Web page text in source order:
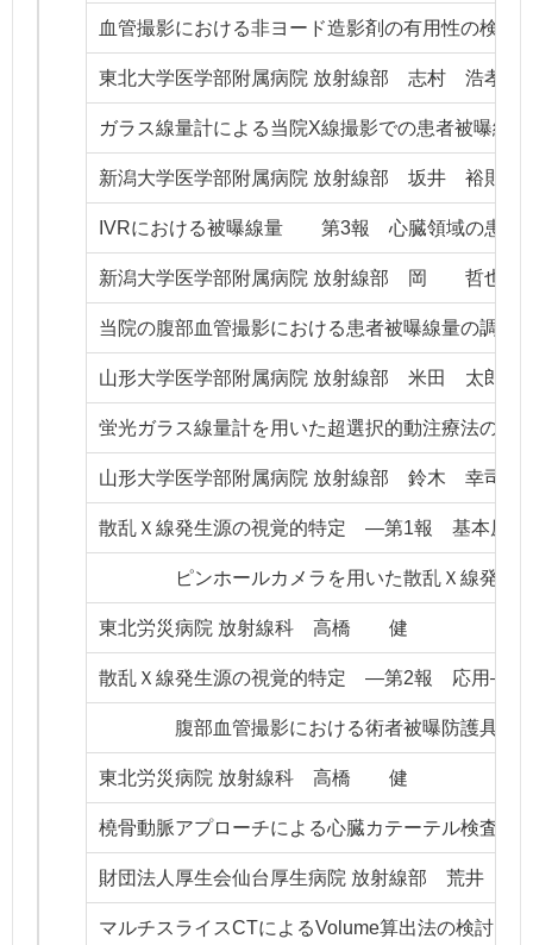
血管撮影における非ヨード造影剤の有用性の検討
東北大学医学部附属病院 放射線部 志村 浩孝
ガラス線量計による当院X線撮影での患者被曝線量
新潟大学医学部附属病院 放射線部 坂井 裕則
IVRにおける被曝線量 第3報 心臓領域の患者
新潟大学医学部附属病院 放射線部 岡 哲也
当院の腹部血管撮影における患者被曝線量の調査
山形大学医学部附属病院 放射線部 米田 太郎
蛍光ガラス線量計を用いた超選択的動注療法の被
山形大学医学部附属病院 放射線部 鈴木 幸司
散乱Ｘ線発生源の視覚的特定 ―第1報 基本原
ピンホールカメラを用いた散乱Ｘ線発生源
東北労災病院 放射線科 高橋 健
散乱Ｘ線発生源の視覚的特定 ―第2報 応用―
腹部血管撮影における術者被曝防護具の
東北労災病院 放射線科 高橋 健
橈骨動脈アプローチによる心臓カテーテル検査時
財団法人厚生会仙台厚生病院 放射線部 荒井
マルチスライスCTによるVolume算出法の検討